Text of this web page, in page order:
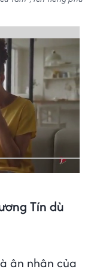
Tín dù
ân nhân của